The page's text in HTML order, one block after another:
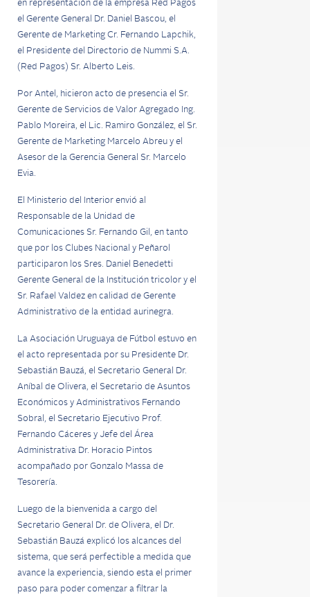
en representación de la empresa Red Pagos
el Gerente General Dr. Daniel Bascou, el
Gerente de Marketing Cr. Fernando Lapchik,
el Presidente del Directorio de Nummi S.A.
(Red Pagos) Sr. Alberto Leis.
Por Antel, hicieron acto de presencia el Sr.
Gerente de Servicios de Valor Agregado Ing.
Pablo Moreira, el Lic. Ramiro González, el Sr.
Gerente de Marketing Marcelo Abreu y el
Asesor de la Gerencia General Sr. Marcelo
Evia.
El Ministerio del Interior envió al
Responsable de la Unidad de
Comunicaciones Sr. Fernando Gil, en tanto
que por los Clubes Nacional y Peñarol
participaron los Sres. Daniel Benedetti
Gerente General de la Institución tricolor y el
Sr. Rafael Valdez en calidad de Gerente
Administrativo de la entidad aurinegra.
La Asociación Uruguaya de Fútbol estuvo en
el acto representada por su Presidente Dr.
Sebastián Bauzá, el Secretario General Dr.
Aníbal de Olivera, el Secretario de Asuntos
Económicos y Administrativos Fernando
Sobral, el Secretario Ejecutivo Prof.
Fernando Cáceres y Jefe del Área
Administrativa Dr. Horacio Pintos
acompañado por Gonzalo Massa de
Tesorería.
Luego de la bienvenida a cargo del
Secretario General Dr. de Olivera, el Dr.
Sebastián Bauzá explicó los alcances del
sistema, que será perfectible a medida que
avance la experiencia, siendo esta el primer
paso para poder comenzar a filtrar la